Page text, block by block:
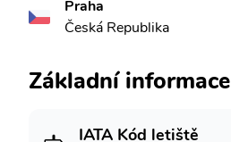
Praha
Česká Republika
Základní informace
IATA Kód letiště